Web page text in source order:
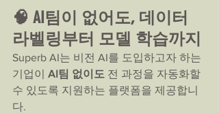
🧠 AI팀이 없어도, 데이터
라벨링부터 모델 학습까지
Superb AI는 비전 AI를 도입하고자 하는
기업이 AI팀 없이도 전 과정을 자동화할
수 있도록 지원하는 플랫폼을 제공합니
다.